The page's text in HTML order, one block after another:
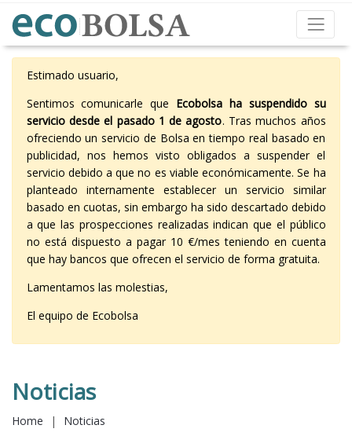
Estimado usuario,
Sentimos comunicarle que Ecobolsa ha suspendido su
servicio desde el pasado 1 de agosto. Tras muchos años
ofreciendo un servicio de Bolsa en tiempo real basado en
publicidad, nos hemos visto obligados a suspender el
servicio debido a que no es viable económicamente. Se ha
planteado internamente establecer un servicio similar
basado en cuotas, sin embargo ha sido descartado debido
a que las prospecciones realizadas indican que el público
no está dispuesto a pagar 10 €/mes teniendo en cuenta
que hay bancos que ofrecen el servicio de forma gratuita.
Lamentamos las molestias,
El equipo de Ecobolsa
Noticias
Home | Noticias